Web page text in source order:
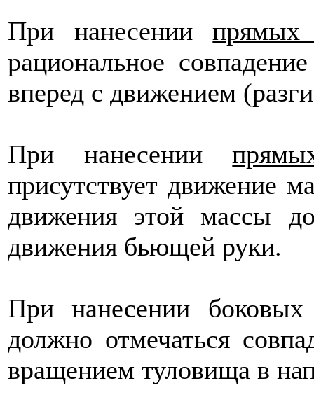
При нанесениипрямых
рациональное
вперед с движением
При нанесении
присутствует движение
движения этой массы
движения бьющей руки.
При нанесении
должно отмечаться
вращением туловища в